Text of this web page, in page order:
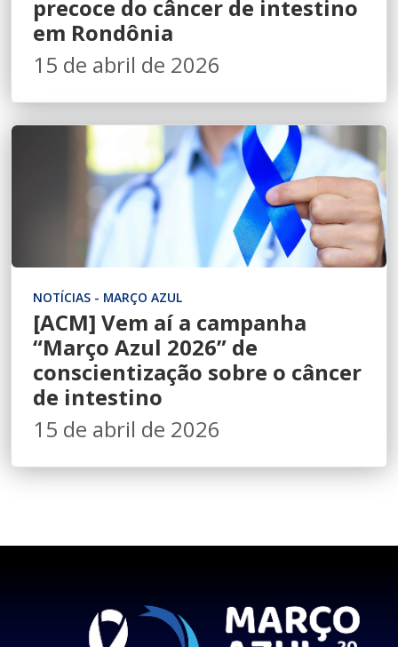
precoce do câncer de intestino
em Rondônia
15 de abril de 2026
NOTÍCIAS - MARÇO AZUL
[ACM] Vem aí a campanha
“Março Azul 2026” de
conscientização sobre o câncer
de intestino
15 de abril de 2026